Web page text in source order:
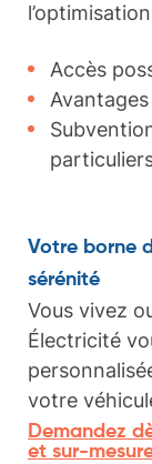
Accès
Votre borne
sérénité
Vous vivez
Électricité
votre
Demandez
et sur-